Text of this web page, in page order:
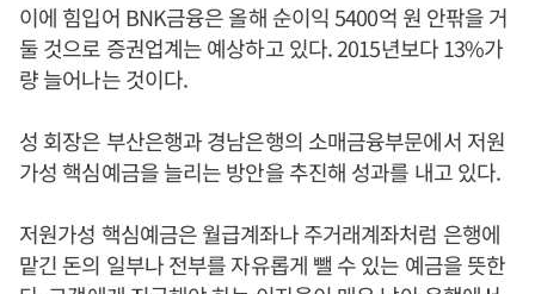
이에 힘입어 BNK금융은 올해 순이익 5400억 원 안팎을 거
둘 것으로 증권업계는 예상하고 있다. 2015년보다 13%가
량 늘어나는 것이다.
성 회장은 부산은행과 경남은행의 소매금융부문에서 저원
가성 핵심예금을 늘리는 방안을 추진해 성과를 내고 있다.
저원가성 핵심예금은 월급계좌나 주거래계좌처럼 은행에
맡긴 돈의 일부나 전부를 자유롭게 뺄 수 있는 예금을 뜻한